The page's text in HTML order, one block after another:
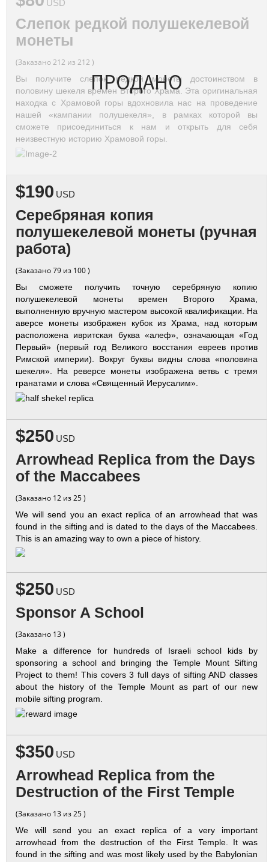
ПРОДАНО
USD
Слепок редкой полушекелевой
монеты
(Заказано 212 из 212 )
Вы получите слепок редкой монеты достоинством в
половину шекеля времен Второго Храма. Эта оригинальная
находка с Храмовой горы вдохновила нас на проведение
нашей «кампании полушекеля», в рамках которой вы
сможете присоединиться к нам и открыть для себя
неизвестную историю Храмовой горы.
$190 USD
Серебряная копия
полушекелевой монеты (ручная
работа)
(Заказано 79 из 100 )
Вы сможете получить точную серебряную копию
полушекелевой монеты времен Второго Храма,
выполненную вручную мастером высокой квалификации. На
аверсе монеты изображен кубок из Храма, над которым
расположена ивритская буква «алеф», означающая «Год
Первый» (первый год Великого восстания евреев против
Римской империи). Вокруг буквы видны слова «половина
шекеля». На реверсе монеты изображена ветвь с тремя
гранатами и слова «Священный Иерусалим».
$250 USD
Arrowhead Replica from the Days
of the Maccabees
(Заказано 12 из 25 )
We will send you an exact replica of an arrowhead that was
found in the sifting and is dated to the days of the Maccabees.
This is an amazing way to own a piece of history.
$250 USD
Sponsor A School
(Заказано 13 )
Make a difference for hundreds of Israeli school kids by
sponsoring a school and bringing the Temple Mount Sifting
Project to them! This covers 3 full days of sifting AND classes
about the history of the Temple Mount as part of our new
mobile sifting program.
$350 USD
Arrowhead Replica from the
Destruction of the First Temple
(Заказано 13 из 25 )
We will send you an exact replica of a very important
arrowhead from the destruction of the First Temple. It was
found in the sifting and was most likely used by the Babylonian